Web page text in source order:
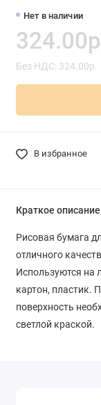
Нет в наличии
Без НДС: 324.00р.
В избранное
Краткое описание
Рисовая бумага
отличного
Используются на
картон, пластик.
поверхность
светлой краской.